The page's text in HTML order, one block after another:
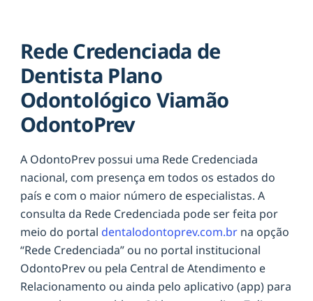
Rede Credenciada de
Dentista Plano
Odontológico Viamão
OdontoPrev
A OdontoPrev possui uma Rede Credenciada
nacional, com presença em todos os estados do
país e com o maior número de especialistas. A
consulta da Rede Credenciada pode ser feita por
meio do portal dentalodontoprev.com.br na opção
“Rede Credenciada” ou no portal institucional
OdontoPrev ou pela Central de Atendimento e
Relacionamento ou ainda pelo aplicativo (app) para